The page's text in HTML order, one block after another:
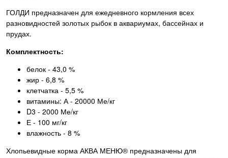
ГОЛДИ предназначен для ежедневного кормления всех
разновидностей золотых рыбок в аквариумах, бассейнах и
прудах.
Комплектность:
белок - 43,0 %
жир - 6,8 %
клетчатка - 5,5 %
витамины: А - 20000 Ме/кг
D3 - 2000 Ме/кг
Е - 100 мг/кг
влажность - 8 %
Хлопьевидные корма АКВА МЕНЮ® предназначены для